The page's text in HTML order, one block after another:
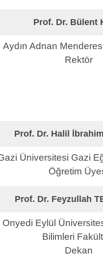
Prof. Dr. Bülent
Aydın Adnan
Rektör
Prof. Dr. Halil
Üniversitesi Gazi
Öğretim
Prof. Dr. Feyzullah
Onyedi Eylül
Bilimleri
Dekan